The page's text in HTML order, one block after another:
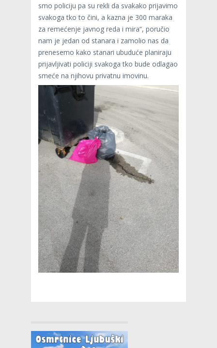
smo policiju pa su rekli da svakako prijavimo
svakoga tko to čini, a kazna je 300 maraka
za remećenje javnog reda i mira“, poručio
nam je jedan od stanara i zamolio nas da
prenesemo kako stanari ubuduće planiraju
prijavljivati policiji svakoga tko bude odlagao
smeće na njihovu privatnu imovinu.